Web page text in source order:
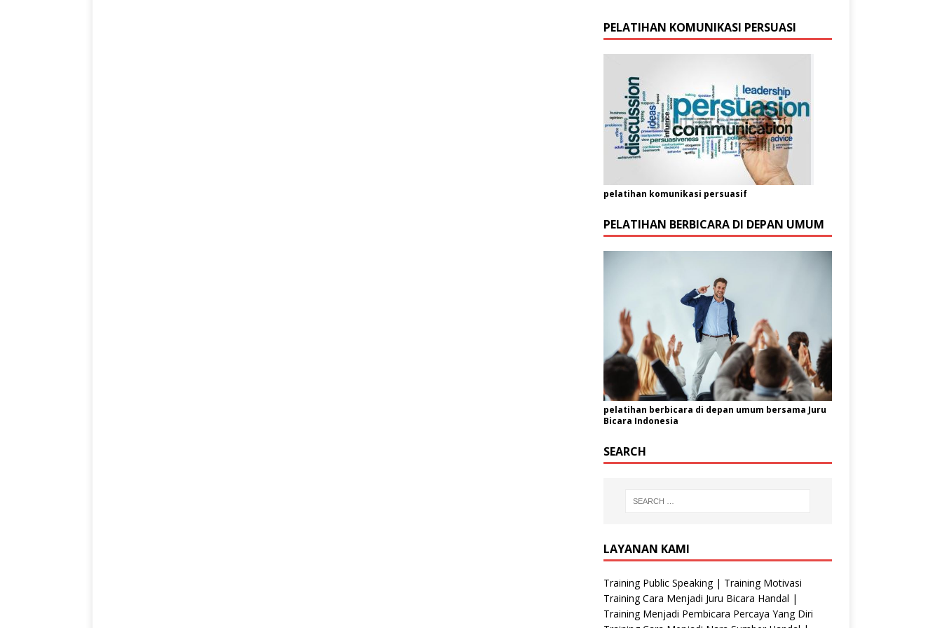
PELATIHAN KOMUNIKASI PERSUASI
pelatihan komunikasi persuasif
PELATIHAN BERBICARA DI DEPAN UMUM
pelatihan berbicara di depan umum bersama Juru
Bicara Indonesia
SEARCH
LAYANAN KAMI
Training Public Speaking | Training Motivasi
Training Cara Menjadi Juru Bicara Handal |
Training Menjadi Pembicara Percaya Yang Diri